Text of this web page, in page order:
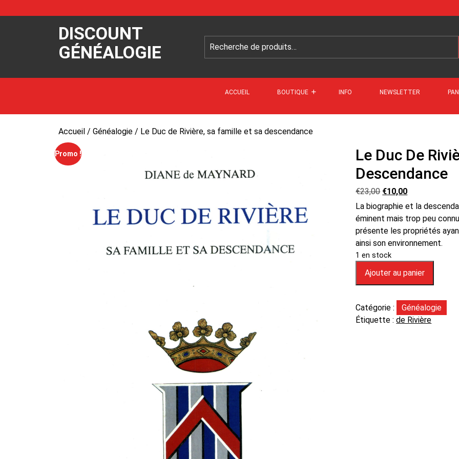
DISCOUNT
GÉNÉALOGIE
ACCUEIL BOUTIQUE INFO NEWSLETTER
Accueil / Généalogie / Le Duc de Rivière, sa famille et sa descendance
Promo !
Le Duc De
Descendance
€23,00 €10,00
La biographie et la
éminent mais trop peu
présente les propriétés
ainsi son environnement.
1 en stock
Ajouter au panier
Catégorie :
Généalogie
Étiquette :de Rivière